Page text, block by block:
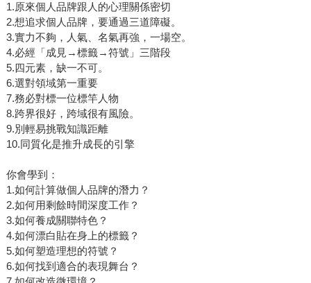
1.原來個人品牌跟人的心理關係密切
2.想追求個人品牌，要通過三道障礙。
3.實力不夠，人氣、名氣再強，一場空。
4.必經「成見→標籤→符號」三階段
5.四元素，缺一不可。
6.選對領域第一重要
7.務必對標一位標竿人物
8.跨界很好，跨域很有風險。
9.別輕易挑戰知識距離
10.同質化是推升成長的引擎
你會學到：
1.如何計算做個人品牌的潛力？
2.如何用剩餘時間深度工作？
3.如何養成關聯特色？
4.如何漂白貼在身上的標籤？
5.如何塑造理想的符號？
6.如何找到適合的表現舞台？